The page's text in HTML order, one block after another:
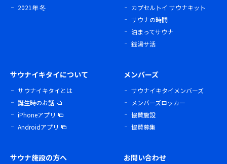
2021年 冬
カプセルトイ サウナキット
サウナの時間
泊まってサウナ
銭湯サ活
サウナイキタイについて
サウナイキタイとは
誕生時のお話
iPhoneアプリ
Androidアプリ
メンバーズ
サウナイキタイメンバーズ
メンバーズロッカー
協賛施設
協賛募集
サウナ施設の方へ お問い合わせ